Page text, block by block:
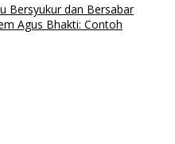
Bersyukur dan Bersabar
Agus Bhakti: Contoh